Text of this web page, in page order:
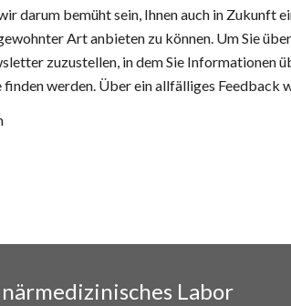
darum bemüht sein, Ihnen auch in Zukunft
Art anbieten zu können. Um Sie
zuzustellen, in dem Sie Informationen
werden. Über ein allfälliges Feedback
Labor